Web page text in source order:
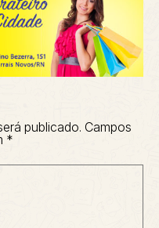
publicado. Campos
*